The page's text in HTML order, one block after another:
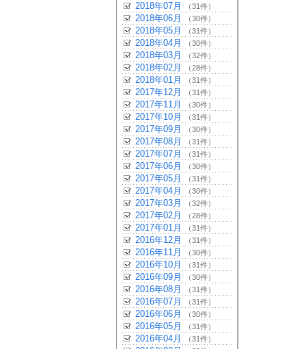
2018年07月 （31件）
2018年06月 （30件）
2018年05月 （31件）
2018年04月 （30件）
2018年03月 （32件）
2018年02月 （28件）
2018年01月 （31件）
2017年12月 （31件）
2017年11月 （30件）
2017年10月 （31件）
2017年09月 （30件）
2017年08月 （31件）
2017年07月 （31件）
2017年06月 （30件）
2017年05月 （31件）
2017年04月 （30件）
2017年03月 （32件）
2017年02月 （28件）
2017年01月 （31件）
2016年12月 （31件）
2016年11月 （30件）
2016年10月 （31件）
2016年09月 （30件）
2016年08月 （31件）
2016年07月 （31件）
2016年06月 （30件）
2016年05月 （31件）
2016年04月 （31件）